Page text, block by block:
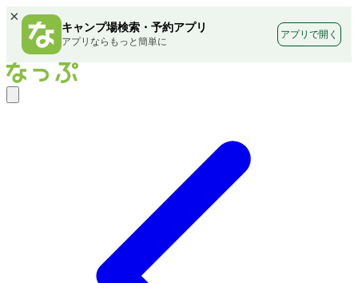
×
キャンプ場検索・予約アプリ
アプリならもっと簡単に
アプリで開く